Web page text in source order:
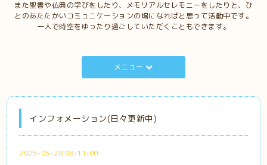
また聖書や仏典の学びをしたり、メモリアルセレモニーをしたりと、ひ
とのあたたかいコミュニケーションの場になればと思って活動中です。
一人で時空をゆったり過ごしていただくこともできます。
メニュー
インフォメーション(日々更新中)
2025-05-28 08:11:00